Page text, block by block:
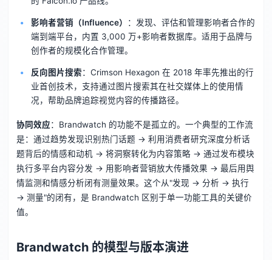
影响者营销（Influence）
：发现、评估和管理影响者合作的
端到端平台，内置 3,000 万+影响者数据库。适用于品牌与
创作者的规模化合作管理。
反向图片搜索：Crimson Hexagon 在 2018 年率先推出的行
业首创技术，支持通过图片搜索其在社交媒体上的使用情
况，帮助品牌追踪视觉内容的传播路径。
协同效应：Brandwatch 的功能不是孤立的。一个典型的工作流
是：通过趋势发现识别热门话题 → 利用消费者研究深度分析话
题背后的情感和动机 → 将洞察转化为内容策略 → 通过发布模块
执行多平台内容分发 → 用影响者营销放大传播效果 → 最后用舆
情监测和情感分析闭有测量效果。这个从"发现 → 分析 → 执行
→ 测量"的闭有，是 Brandwatch 区别于单一功能工具的关键价
值。
Brandwatch 的模型与版本演进